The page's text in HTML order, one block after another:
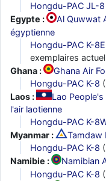
Hongdu-PAC JL-8
Egypte :
Al Quwwat
égyptienne
Hongdu-PAC K-8E
exemplaires
Ghana :
Ghana Air
Hongdu-PAC K-8
Laos :
Lao
l'air laotienne
Hongdu-PAC K-
Myanmar :
Tamdaw
Hongdu-PAC K-8
Namibie :
Namibian
Hongdu-PAC K-8